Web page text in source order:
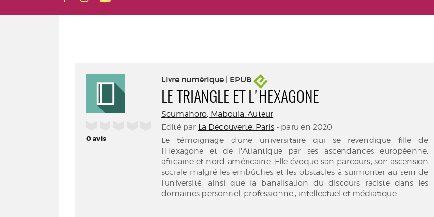
0avis
Livre numérique | EPUB
LE TRIANGLE ET L'HEXAGONE
Soumahoro, Maboula. Auteur
Edité par La Découverte. Paris- paru en 2020
Le témoignage d'une universitaire qui se revendique fille de
l'Hexagone et de l'Atlantique par ses ascendances européenne,
africaine et nord-américaine. Elle évoque son parcours, son ascension
sociale malgré les embûches et les obstacles à surmonter au sein de
l'université, ainsi que la banalisation du discours raciste dans les
domaines personnel, professionnel, intellectuel et médiatique.